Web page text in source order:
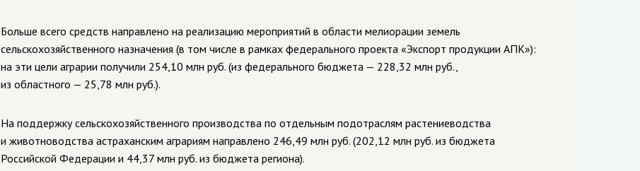
Больше всего средств направлено на реализацию мероприятий в области мелиорации земель
сельскохозяйственного назначения (в том числе в рамках федерального проекта «Экспорт продукции АПК»):
на эти цели аграрии получили 254,10 млн руб. (из федерального бюджета — 228,32 млн руб.,
из областного — 25,78 млн руб.).
На поддержку сельскохозяйственного производства по отдельным подотраслям растениеводства
и животноводства астраханским аграриям направлено 246,49 млн руб. (202,12 млн руб. из бюджета
Российской Федерации и 44,37 млн руб. из бюджета региона).